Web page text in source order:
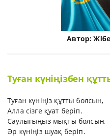
Автор:
Туған күніңізбен
Туған күніңіз құтты болсын,
Алла сізге қуат беріп.
Саулығыңыз мықты болсын,
Әр күніңіз шуақ беріп.